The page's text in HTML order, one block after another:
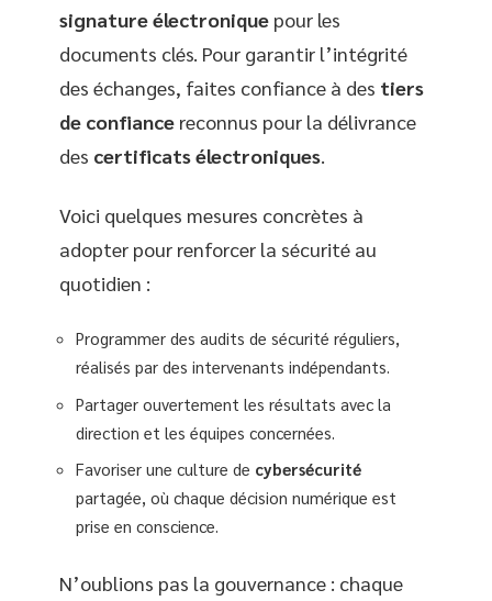
signature électronique pour les
documents clés. Pour garantir l’intégrité
des échanges, faites confiance à des tiers
de confiance reconnus pour la délivrance
des certificats électroniques.
Voici quelques mesures concrètes à
adopter pour renforcer la sécurité au
quotidien :
Programmer des audits de sécurité réguliers,
réalisés par des intervenants indépendants.
Partager ouvertement les résultats avec la
direction et les équipes concernées.
Favoriser une culture de cybersécurité
partagée, où chaque décision numérique est
prise en conscience.
N’oublions pas la gouvernance : chaque